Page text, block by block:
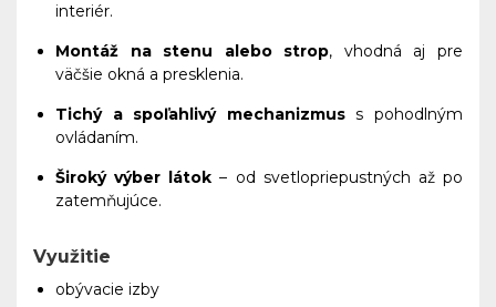
interiér.
Montáž na stenu alebo strop, vhodná aj pre
väčšie okná a presklenia.
Tichý a spoľahlivý mechanizmuss pohodlným
ovládaním.
Široký výber látok – od svetlopriepustných až po
zatemňujúce.
Využitie
obývacie izby